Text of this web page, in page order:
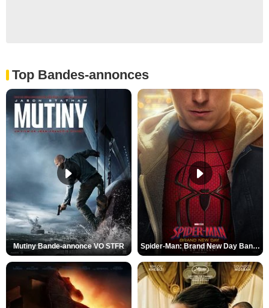
Top Bandes-annonces
Mutiny Bande-annonce VO STFR Spider-Man: Brand New Day Bande-annonce VO STFR